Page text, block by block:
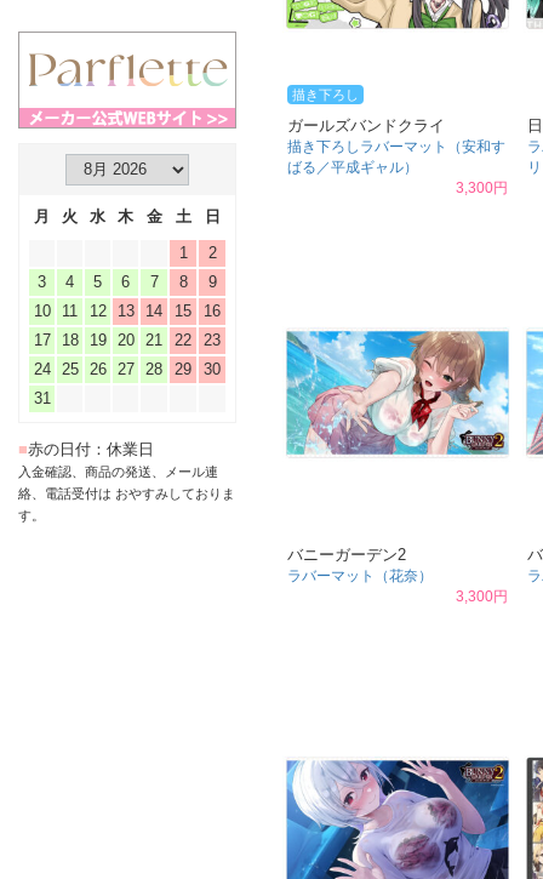
描き下ろし
ガールズバンドクライ
描き下ろしラバーマット（安和す
ばる／平成ギャル）
3,300円
バニーガーデン2
ラバーマット（花奈）
3,300円
月 火 水 木 金 土
日
1
2
3
4 5 6 7 8
9
10
11 12 13 14 15
16
17
18 19 20 21 22
23
24
25 26 27 28 29
30
31
■赤の日付：休業日
入金確認、商品の発送、メール連
絡、電話受付は おやすみしておりま
す。